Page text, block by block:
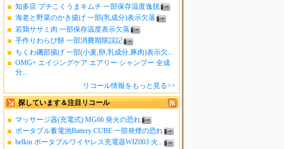
知多店 プチこくうまキムチ 一部保存温度逸脱
海老と野菜のかき揚げ 一部(乳成分)表示欠落
若鶏ササミ肉 一部保存温度表示欠落
手作りわらび餅 一部消費期限誤記
ちくわ磯部揚げ 一部(小麦,卵,乳成分,豚肉)表示欠...
OMG+ エイジングケア エアリー シャンプー 全成
分...
リコール情報をもっと見る>>
探しています＆注目リコール
マッサージ器(充電式) MG66 発火の恐れ
ポータブル蓄電池Battery CUBE 一部発煙の恐れ
belkin ポータブルワイヤレス充電器WIZ003 火...